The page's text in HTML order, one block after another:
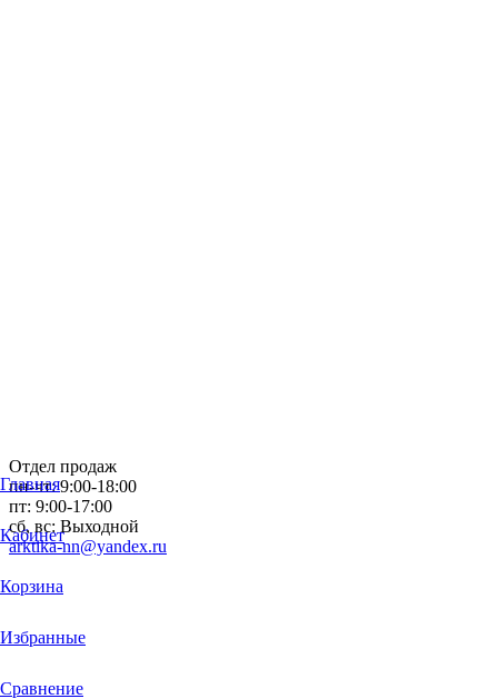
Отдел продаж
пн-чт: 9:00-18:00
пт: 9:00-17:00
сб, вс: Выходной
arktika-nn@yandex.ru
Главная
Кабинет
Корзина
Избранные
Сравнение